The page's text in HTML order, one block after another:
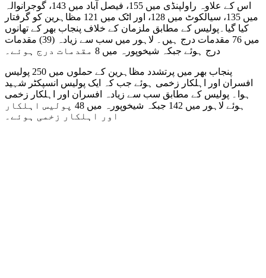
اس کے علاوہ راولپنڈی میں 155، فیصل آباد میں 143، گوجرانوالہ
میں 135، سیالکوٹ میں 128، اور اٹک میں 121 مظاہرین کو گرفتار
کیا گیا۔پولیس کے مطابق ملزمان کے خلاف پنجاب بھر کے تھانوں
میں 76 مقدمات درج ہیں۔ لاہور میں سب سے زیادہ (39) مقدمات
درج ہوئے جبکہ شیخوپورہ میں 8 مقدمات درج ہوئے۔
پنجاب بھر میں پرتشدد مظاہرین کے حملوں میں 250 پولیس
افسران اور اہلکار زخمی ہوئے جب کہ ایک پولیس انسپکٹر شہید
ہوا۔ پولیس کے مطابق سب سے زیادہ افسران اور اہلکار زخمی
ہوئے لاہور میں 142 جبکہ شیخوپورہ میں 48 پولیس اہلکار
اور اہلکار زخمی ہوئے۔